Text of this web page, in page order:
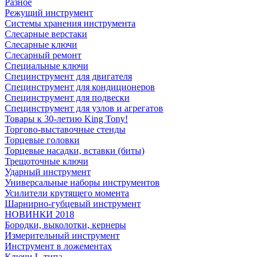
Разное
Режущий инструмент
Системы хранения инструмента
Слесарные верстаки
Слесарные ключи
Слесарный ремонт
Специальные ключи
Специнструмент для двигателя
Специнструмент для кондиционеров
Специнструмент для подвески
Специнструмент для узлов и агрегатов
Товары к 30-летию King Tony!
Торгово-выставочные стенды
Торцевые головки
Торцевые насадки, вставки (биты)
Трещоточные ключи
Ударный инструмент
Универсальные наборы инструментов
Усилители крутящего момента
Шарнирно-губцевый инструмент
НОВИНКИ 2018
Бородки, выколотки, кернеры
Измерительный инструмент
Инструмент в ложементах